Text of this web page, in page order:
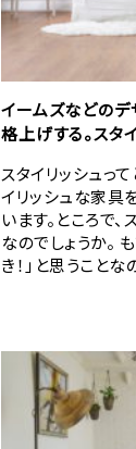
イームズなどの
格上げする。スタ
スタイリッシュっ
イリッシュな家具
います。ところで
なのでしょうか。
き！」と思うこと